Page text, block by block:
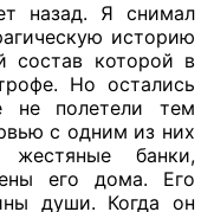
назад. Я снимал
историю
состав которой в
Но остались
не полетели тем
с одним из них
банки,
его дома. Его
души. Когда он